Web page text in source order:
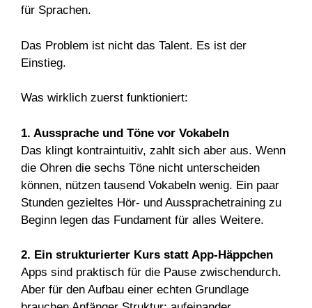
für Sprachen.
Das Problem ist nicht das Talent. Es ist der
Einstieg.
Was wirklich zuerst funktioniert:
1. Aussprache und Töne vor Vokabeln
Das klingt kontraintuitiv, zahlt sich aber aus. Wenn
die Ohren die sechs Töne nicht unterscheiden
können, nützen tausend Vokabeln wenig. Ein paar
Stunden gezieltes Hör- und Aussprachetraining zu
Beginn legen das Fundament für alles Weitere.
2. Ein strukturierter Kurs statt App-Häppchen
Apps sind praktisch für die Pause zwischendurch.
Aber für den Aufbau einer echten Grundlage